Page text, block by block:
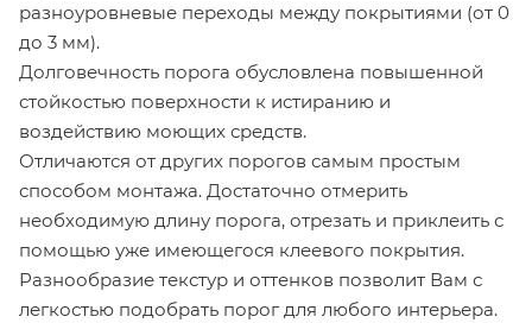
разноуровневые переходы между покрытиями (от 0
до 3 мм).
Долговечность порога обусловлена повышенной
стойкостью поверхности к истиранию и
воздействию моющих средств.
Отличаются от других порогов самым простым
способом монтажа. Достаточно отмерить
необходимую длину порога, отрезать и приклеить с
помощью уже имеющегося клеевого покрытия.
Разнообразие текстур и оттенков позволит Вам с
легкостью подобрать порог для любого интерьера.